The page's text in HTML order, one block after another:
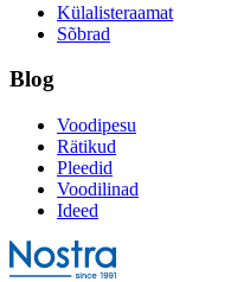
Külalisteraamat
Sõbrad
Blog
Voodipesu
Rätikud
Pleedid
Voodilinad
Ideed